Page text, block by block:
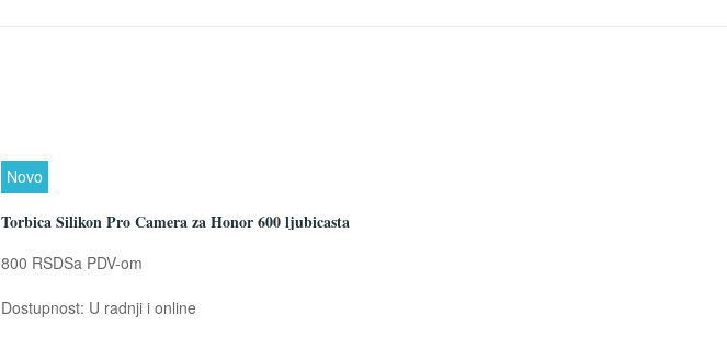
Novo
Torbica Silikon Pro Camera za Honor 600 ljubicasta
800 RSDSa PDV-om
Dostupnost: U radnji i online